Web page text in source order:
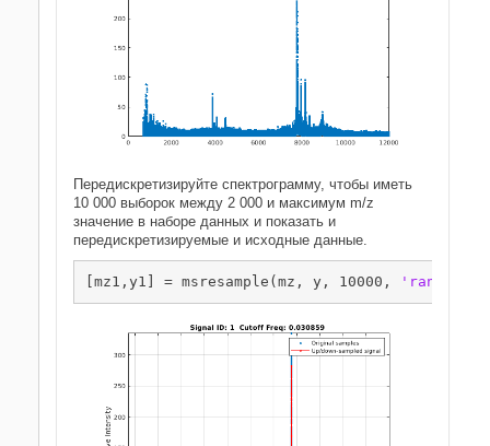
Передискретизируйте спектрограмму, чтобы иметь
10 000 выборок между 2 000 и максимум m/z
значение в наборе данных и показать и
передискретизируемые и исходные данные.
[mz1,y1] = msresample(mz, y, 10000, 'range'